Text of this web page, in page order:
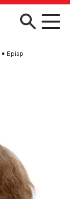
Бріар